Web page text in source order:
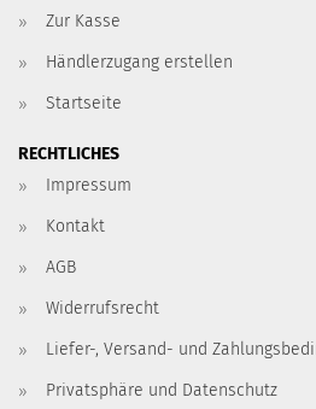
Zur Kasse
Händlerzugang erstellen
Startseite
RECHTLICHES
Impressum
Kontakt
AGB
Widerrufsrecht
Liefer-, Versand- und
Privatsphäre und Datenschutz